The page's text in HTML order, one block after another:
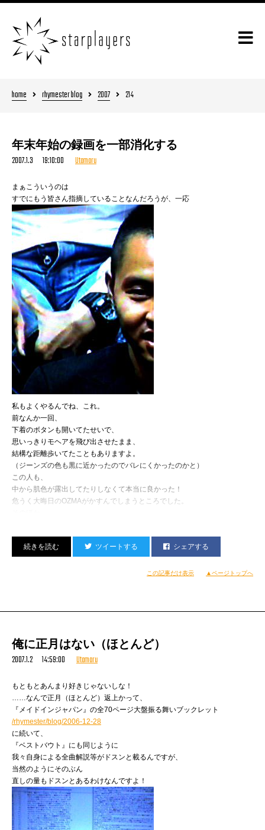
home rhymester blog 2007 214
年末年始の録画を一部消化する
2007.1.3 19:10:00 Utamaru
まぁこういうのは
すでにもう皆さん指摘していることなんだろうが、一応
私もよくやるんでね、これ。
前なんか一回、
下着のボタンも開いてたせいで、
思いっきりモヘアを飛び出させたまま、
結構な距離歩いてたこともありますよ。
（ジーンズの色も黒に近かったのでバレにくかったのかと）
この人も、
中から肌色が露出してたりしなくて本当に良かった！
危うく大晦日のOZMAがかすんでしまうところでした。
エビちゃんと押切もえの特番など。
（宇多丸）
ツイートする シェアする
この記事だけ表示 ▲ページトップへ
俺に正月はない（ほとんど）
2007.1.2 14:59:00 Utamaru
もともとあんまり好きじゃないしな！
……なんで正月（ほとんど）返上かって、
『メイドインジャパン』の全70ページ大盤振る舞いブックレット
/rhymester/blog/2006-12-28
に続いて、
『ベストバウト』にも同じように
我々自身による全曲解説等がドスンと載るんですが、
当然のようにそのぶん
直しの量もドスンとあるわけなんですよ！